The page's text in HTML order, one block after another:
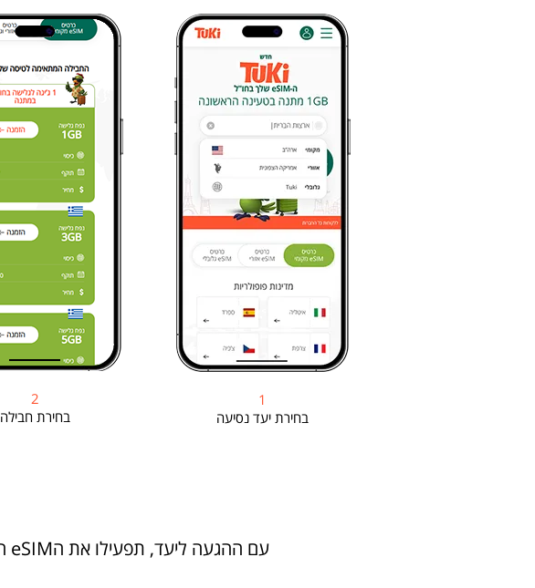
1
בחירת יעד נסיעה
2
בחירת חבילה
עם ההגעה ליעד, תפעילו את הeSIM החדש שלכם ותוכלו לגלוש, לנווט ולהישאר מחוברים בכל מקום